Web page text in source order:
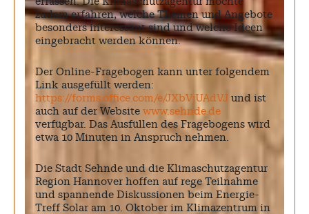
zudem erfahren, welche Themen und Angebote
besonders interessant sind und welche Ideen
eingebracht werden können.
Der Online-Fragebogen kann unter folgendem
Link ausgefüllt werden:
https://forms.office.com/e/JXbVjUAdVJ und ist
auch auf der Website www.sehnde.de
verfügbar. Das Ausfüllen des Fragebogens wird
etwa 10 Minuten in Anspruch nehmen.
Die Stadt Sehnde und die Klimaschutzagentur
Region Hannover hoffen auf rege Teilnahme
und spannende Diskussionen beim Energie-
Treff Solar am 10. Oktober im Klimazentrum in